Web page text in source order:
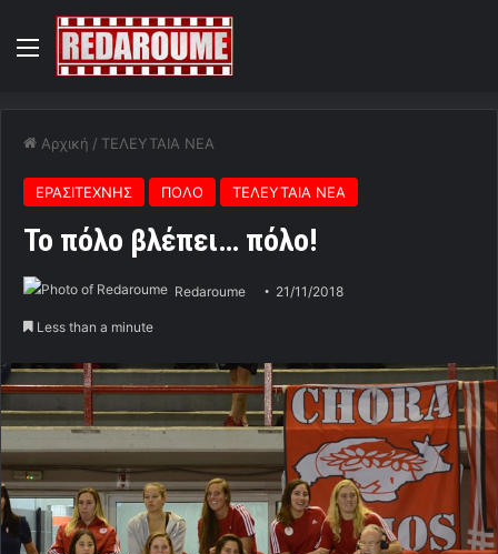
Menu
Αρχική / ΤΕΛΕΥΤΑΙΑ ΝΕΑ
ΕΡΑΣΙΤΕΧΝΗΣ ΠΟΛΟ ΤΕΛΕΥΤΑΙΑ ΝΕΑ
Το πόλο βλέπει… πόλο!
Redaroume 21/11/2018
Less than a minute